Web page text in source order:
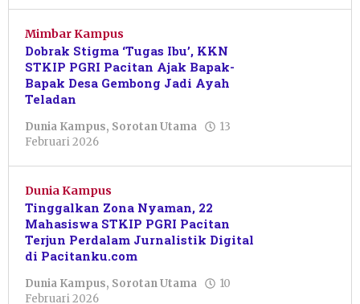
Mimbar Kampus
Dobrak Stigma ‘Tugas Ibu’, KKN
STKIP PGRI Pacitan Ajak Bapak-
Bapak Desa Gembong Jadi Ayah
Teladan
Dunia Kampus, Sorotan Utama
13
Februari 2026
Wulandari
Dunia Kampus
Tinggalkan Zona Nyaman, 22
Mahasiswa STKIP PGRI Pacitan
Terjun Perdalam Jurnalistik Digital
di Pacitanku.com
Dunia Kampus, Sorotan Utama
10
Februari 2026